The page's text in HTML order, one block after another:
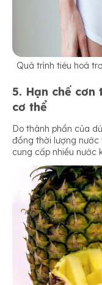
Quá trình tiêu hoá
5. Hạn chế cơn
cơ thể
Do thành phần của
đồng thời lượng
cung cấp nhiều nước